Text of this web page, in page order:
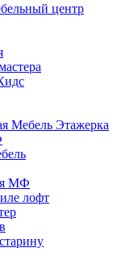
центр
Мебель Этажерка
МФ
лофт